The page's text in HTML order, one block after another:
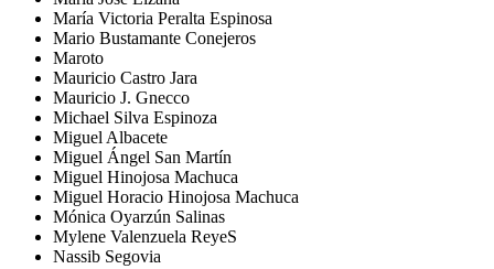
María Victoria Peralta Espinosa
Mario Bustamante Conejeros
Maroto
Mauricio Castro Jara
Mauricio J. Gnecco
Michael Silva Espinoza
Miguel Albacete
Miguel Ángel San Martín
Miguel Hinojosa Machuca
Miguel Horacio Hinojosa Machuca
Mónica Oyarzún Salinas
Mylene Valenzuela ReyeS
Nassib Segovia